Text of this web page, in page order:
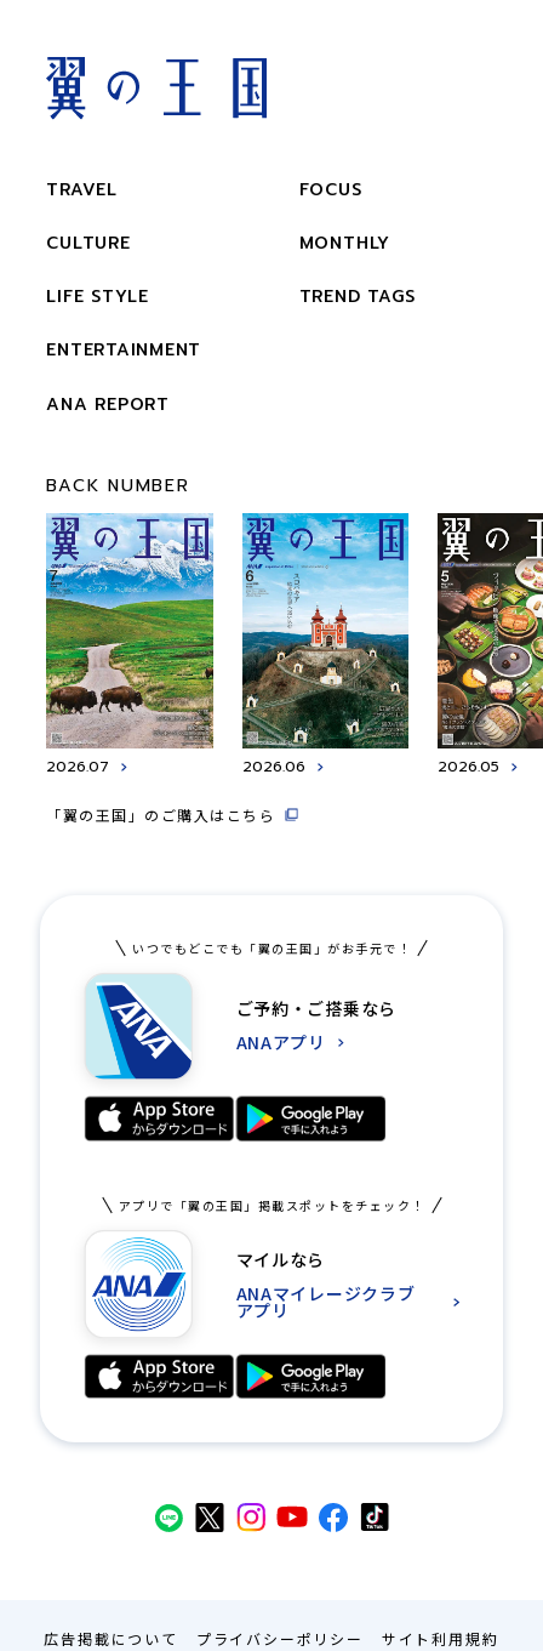
TRAVEL
CULTURE
LIFE STYLE
ENTERTAINMENT
ANA REPORT
FOCUS
MONTHLY
TREND TAGS
BACK NUMBER
2026.07 2026.06 2026.05
「翼の王国」のご購入はこちら
いつでもどこでも「翼の王国」がお手元で！
ご予約・ご搭乗なら
ANAアプリ
アプリで「翼の王国」掲載スポットをチェック！
マイルなら
ANAマイレージクラブ
アプリ
広告掲載について プライバシーポリシー サイト利用規約